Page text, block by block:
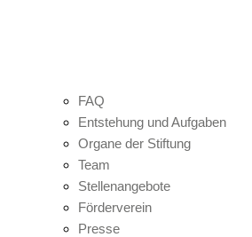
FAQ
Entstehung und Aufgaben
Organe der Stiftung
Team
Stellenangebote
Förderverein
Presse